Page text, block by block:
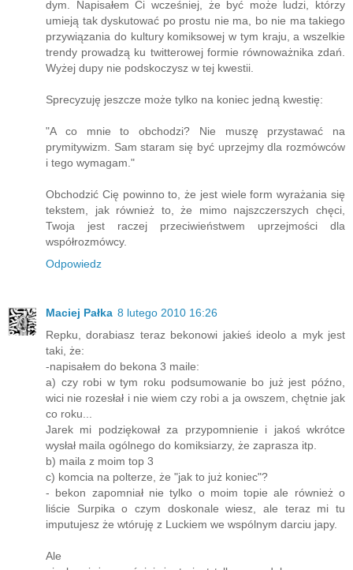
dym. Napisałem Ci wcześniej, że być może ludzi, którzy
umieją tak dyskutować po prostu nie ma, bo nie ma takiego
przywiązania do kultury komiksowej w tym kraju, a wszelkie
trendy prowadzą ku twitterowej formie równoważnika zdań.
Wyżej dupy nie podskoczysz w tej kwestii.
Sprecyzuję jeszcze może tylko na koniec jedną kwestię:
"A co mnie to obchodzi? Nie muszę przystawać na
prymitywizm. Sam staram się być uprzejmy dla rozmówców
i tego wymagam."
Obchodzić Cię powinno to, że jest wiele form wyrażania się
tekstem, jak również to, że mimo najszczerszych chęci,
Twoja jest raczej przeciwieństwem uprzejmości dla
współrozmówcy.
Odpowiedz
Maciej Pałka 8 lutego 2010 16:26
Repku, dorabiasz teraz bekonowi jakieś ideolo a myk jest
taki, że:
-napisałem do bekona 3 maile:
a) czy robi w tym roku podsumowanie bo już jest późno,
wici nie rozesłał i nie wiem czy robi a ja owszem, chętnie jak
co roku...
Jarek mi podziękował za przypomnienie i jakoś wkrótce
wysłał maila ogólnego do komiksiarzy, że zaprasza itp.
b) maila z moim top 3
c) komcia na polterze, że "jak to już koniec"?
- bekon zapomniał nie tylko o moim topie ale również o
liście Surpika o czym doskonale wiesz, ale teraz mi tu
imputujesz że wtóruję z Luckiem we wspólnym darciu japy.
Ale